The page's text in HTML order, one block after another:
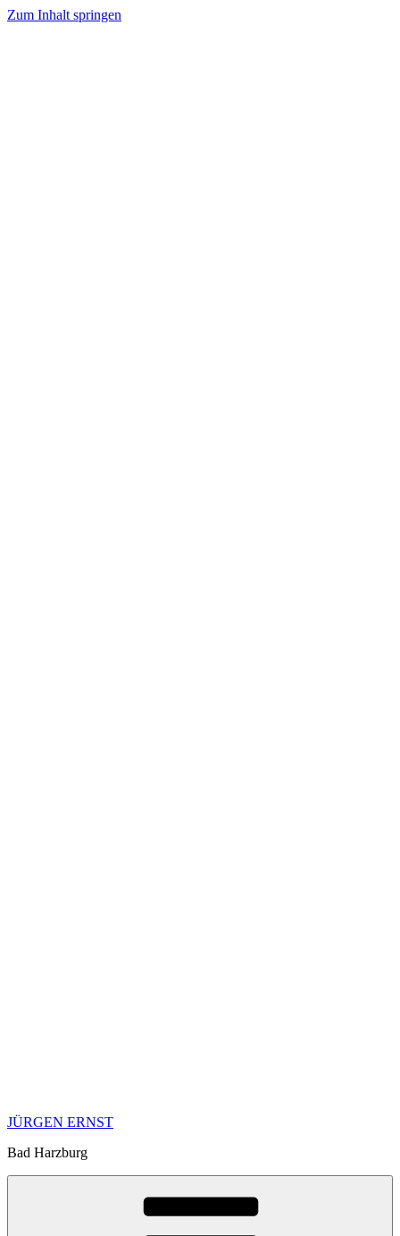
Zum Inhalt springen
JÜRGEN ERNST
Bad Harzburg